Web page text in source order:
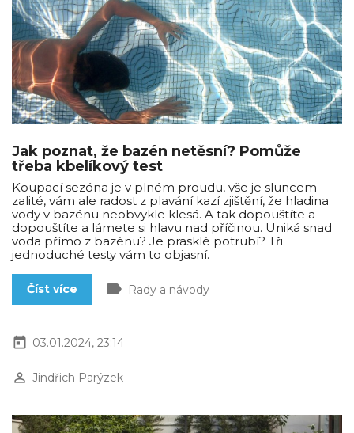
Jak poznat, že bazén netěsní? Pomůže
třeba kbelíkový test
Koupací sezóna je v plném proudu, vše je sluncem
zalité, vám ale radost z plavání kazí zjištění, že hladina
vody v bazénu neobvykle klesá. A tak dopouštíte a
dopouštíte a lámete si hlavu nad příčinou. Uniká snad
voda přímo z bazénu? Je prasklé potrubí? Tři
jednoduché testy vám to objasní.
Číst více label Rady a návody
today 03.01.2024, 23:14
perm_identity Jindřich Parýzek